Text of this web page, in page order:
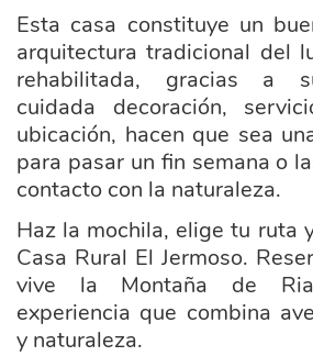
Esta casa constituye un
arquitectura tradicional del
rehabilitada, gracias a
cuidada decoración,
ubicación, hacen que sea
para pasar un fin semana o
contacto con la naturaleza.
Haz la mochila, elige tu ruta
Casa Rural El Jermoso.
vive la Montaña de
experiencia que combina
y naturaleza.